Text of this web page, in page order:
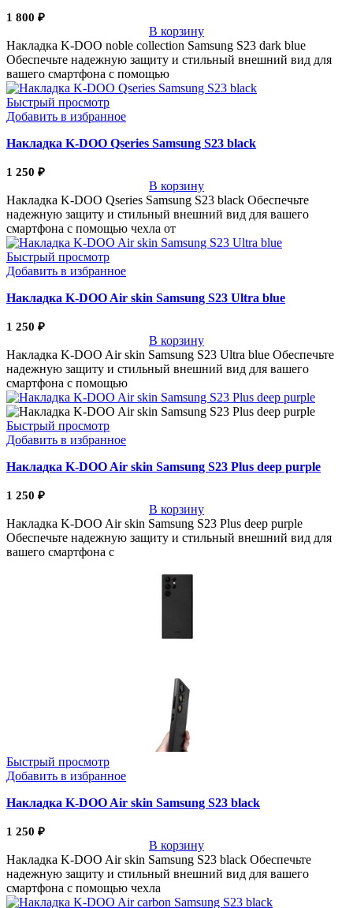
1 800 ₽
В корзину
Накладка K-DOO noble collection Samsung S23 dark blue
Обеспечьте надежную защиту и стильный внешний вид для
вашего смартфона с помощью
Быстрый просмотр
Добавить в избранное
Накладка K-DOO Qseries Samsung S23 black
1 250 ₽
В корзину
Накладка K-DOO Qseries Samsung S23 black Обеспечьте
надежную защиту и стильный внешний вид для вашего
смартфона с помощью чехла от
Быстрый просмотр
Добавить в избранное
Накладка K-DOO Air skin Samsung S23 Ultra blue
1 250 ₽
В корзину
Накладка K-DOO Air skin Samsung S23 Ultra blue Обеспечьте
надежную защиту и стильный внешний вид для вашего
смартфона с помощью
Быстрый просмотр
Добавить в избранное
Накладка K-DOO Air skin Samsung S23 Plus deep purple
1 250 ₽
В корзину
Накладка K-DOO Air skin Samsung S23 Plus deep purple
Обеспечьте надежную защиту и стильный внешний вид для
вашего смартфона с
Быстрый просмотр
Добавить в избранное
Накладка K-DOO Air skin Samsung S23 black
1 250 ₽
В корзину
Накладка K-DOO Air skin Samsung S23 black Обеспечьте
надежную защиту и стильный внешний вид для вашего
смартфона с помощью чехла